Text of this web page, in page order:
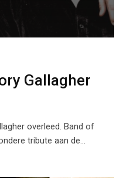
Gallagher
overleed. Band of
tribute aan de…